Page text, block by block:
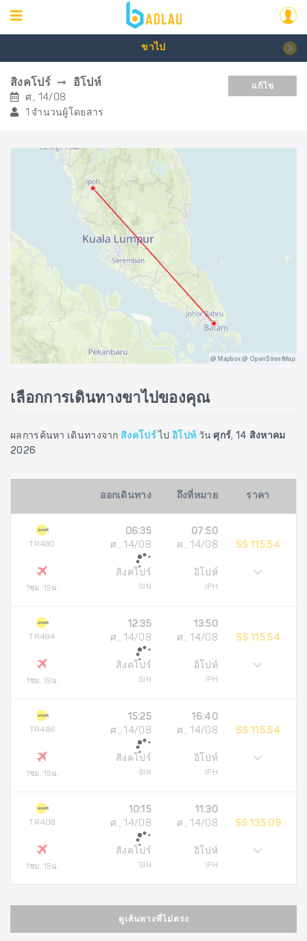
ขาไป
สิงคโปร์ อิโปห์
ศ., 14/08
1 จำนวนผู้โดยสาร
แก้ไข
@ Mapbox @ OpenStreetMap
เลือกการเดินทางขาไปของคุณ
ผลการค้นหา เดินทางจาก สิงคโปร์ไป อิโปห์ วันศุกร์, 14 สิงหาคม
2026
ออกเดินทาง ถึงที่หมาย ราคา
TR480
1ชม. 15น.
06:35
ศ., 14/08
สิงคโปร์
SIN
07:50
ศ., 14/08
อิโปห์
IPH
S$ 115.54
TR484
1ชม. 15น.
12:35
ศ., 14/08
สิงคโปร์
SIN
13:50
ศ., 14/08
อิโปห์
IPH
S$ 115.54
TR486
1ชม. 15น.
15:25
ศ., 14/08
สิงคโปร์
SIN
16:40
ศ., 14/08
อิโปห์
IPH
S$ 115.54
TR408
1ชม. 15น.
10:15
ศ., 14/08
สิงคโปร์
SIN
11:30
ศ., 14/08
อิโปห์
IPH
S$ 135.09
ดูเส้นทางที่ไม่ตรง